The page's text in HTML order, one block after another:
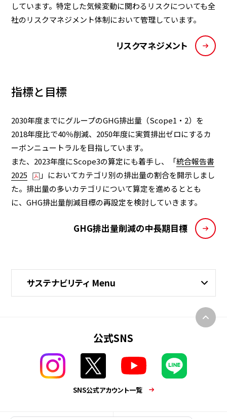
しています。特定した気候変動に関わるリスクについても全
社のリスクマネジメント体制において管理しています。
リスクマネジメント
指標と目標
2030年度までにグループのGHG排出量（Scope1・2）を
2018年度比で40％削減、2050年度に実質排出ゼロにするカ
ーボンニュートラルを目指しています。
また、2023年度にScope3の算定にも着手し、「統合報告書
2025
」においてカテゴリ別の排出量の割合を開示しまし
た。排出量の多いカテゴリについて算定を進めるととも
に、GHG排出量削減目標の再設定を検討していきます。
GHG排出量削減の中長期目標
サステナビリティ Menu
公式SNS
SNS公式アカウント一覧